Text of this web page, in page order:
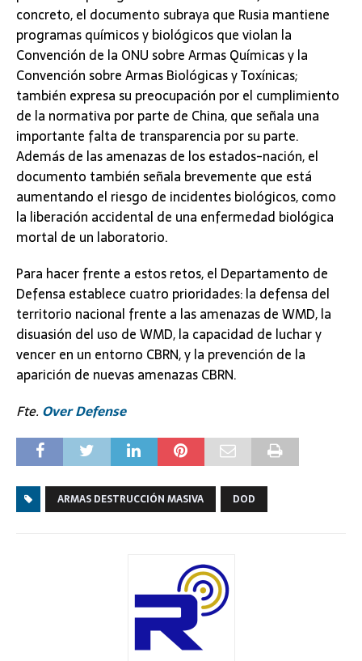
concreto, el documento subraya que Rusia mantiene
programas químicos y biológicos que violan la
Convención de la ONU sobre Armas Químicas y la
Convención sobre Armas Biológicas y Toxínicas;
también expresa su preocupación por el cumplimiento
de la normativa por parte de China, que señala una
importante falta de transparencia por su parte.
Además de las amenazas de los estados-nación, el
documento también señala brevemente que está
aumentando el riesgo de incidentes biológicos, como
la liberación accidental de una enfermedad biológica
mortal de un laboratorio.
Para hacer frente a estos retos, el Departamento de
Defensa establece cuatro prioridades: la defensa del
territorio nacional frente a las amenazas de WMD, la
disuasión del uso de WMD, la capacidad de luchar y
vencer en un entorno CBRN, y la prevención de la
aparición de nuevas amenazas CBRN.
Fte. Over Defense
ARMAS DESTRUCCIÓN MASIVA DOD